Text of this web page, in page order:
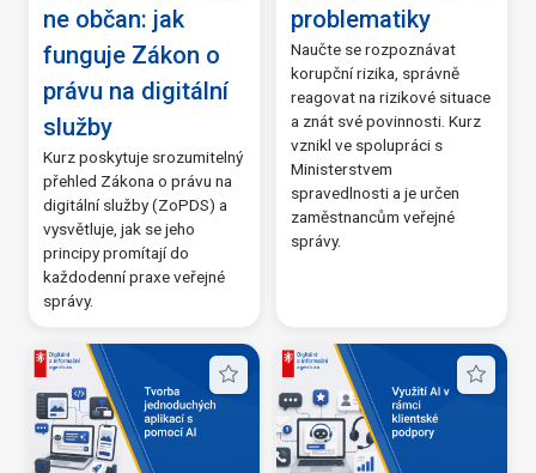
ne občan: jak
funguje Zákon o
právu na digitální
služby
Kurz poskytuje srozumitelný
přehled Zákona o právu na
digitální služby (ZoPDS) a
vysvětluje, jak se jeho
principy promítají do
každodenní praxe veřejné
správy.
problematiky
Naučte se rozpoznávat
korupční rizika, správně
reagovat na rizikové situace
a znát své povinnosti. Kurz
vznikl ve spolupráci s
Ministerstvem
spravedlnosti a je určen
zaměstnancům veřejné
správy.